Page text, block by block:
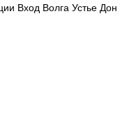
Вход Волга Устье Дон